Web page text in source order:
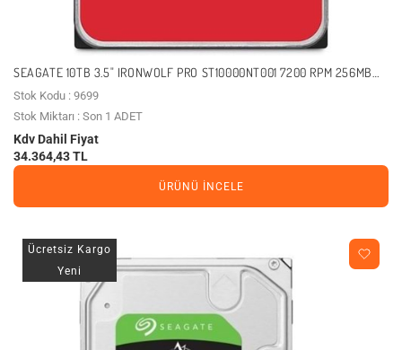
SEAGATE 10TB 3.5" IRONWOLF PRO ST10000NT001 7200 RPM 256MB
SATA-3 NAS DISKI
Stok Kodu : 9699
Stok Miktarı : Son 1 ADET
Kdv Dahil Fiyat
34.364,43 TL
ÜRÜNÜ İNCELE
Ücretsiz Kargo
Yeni